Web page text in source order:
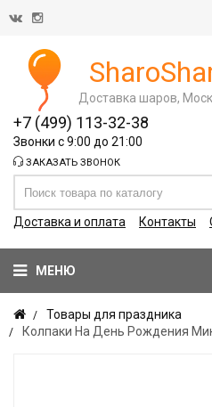
Доставка шаров,
+7 (499) 113-32-38
Звонки с 9:00 до 21:00
ЗАКАЗАТЬ ЗВОНОК
Доставка и оплата Контакты
МЕНЮ
Товары для праздника
Колпаки На День Рождения